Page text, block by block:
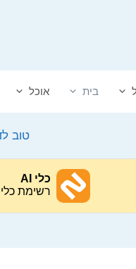
בית אוכל
טוב